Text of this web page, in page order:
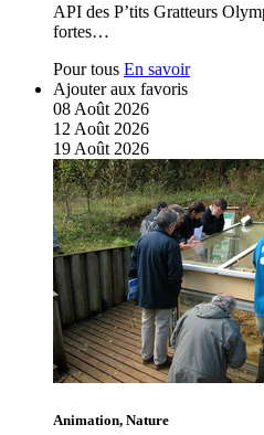
API des P’tits Gratteurs
fortes…
Pour tous En savoir
Ajouter aux favoris
08 Août 2026
12 Août 2026
19 Août 2026
Animation, Nature